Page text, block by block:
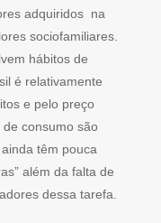
adquiridos na
sociofamiliares.
hábitos de
é relativamente
e pelo preço
consumo são
têm pouca
além da falta de
dessa tarefa.